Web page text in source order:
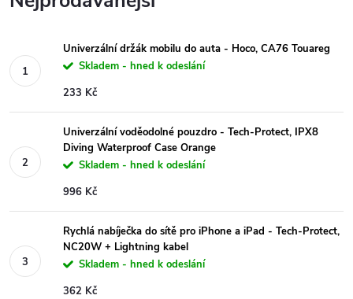
Univerzální držák mobilu do auta - Hoco, CA76 Touareg
Skladem - hned k odeslání
233 Kč
Univerzální voděodolné pouzdro - Tech-Protect, IPX8
Diving Waterproof Case Orange
Skladem - hned k odeslání
996 Kč
Rychlá nabíječka do sítě pro iPhone a iPad - Tech-Protect,
NC20W + Lightning kabel
Skladem - hned k odeslání
362 Kč